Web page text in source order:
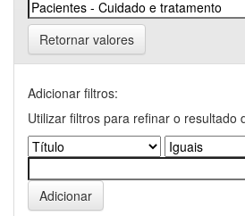
Retornar valores
Adicionar filtros:
Utilizar filtros para refinar o resultado